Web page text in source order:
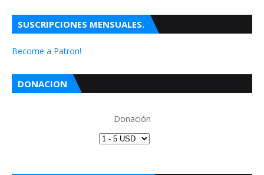
SUSCRIPCIONES MENSUALES.
Become a Patron!
DONACION
Donación